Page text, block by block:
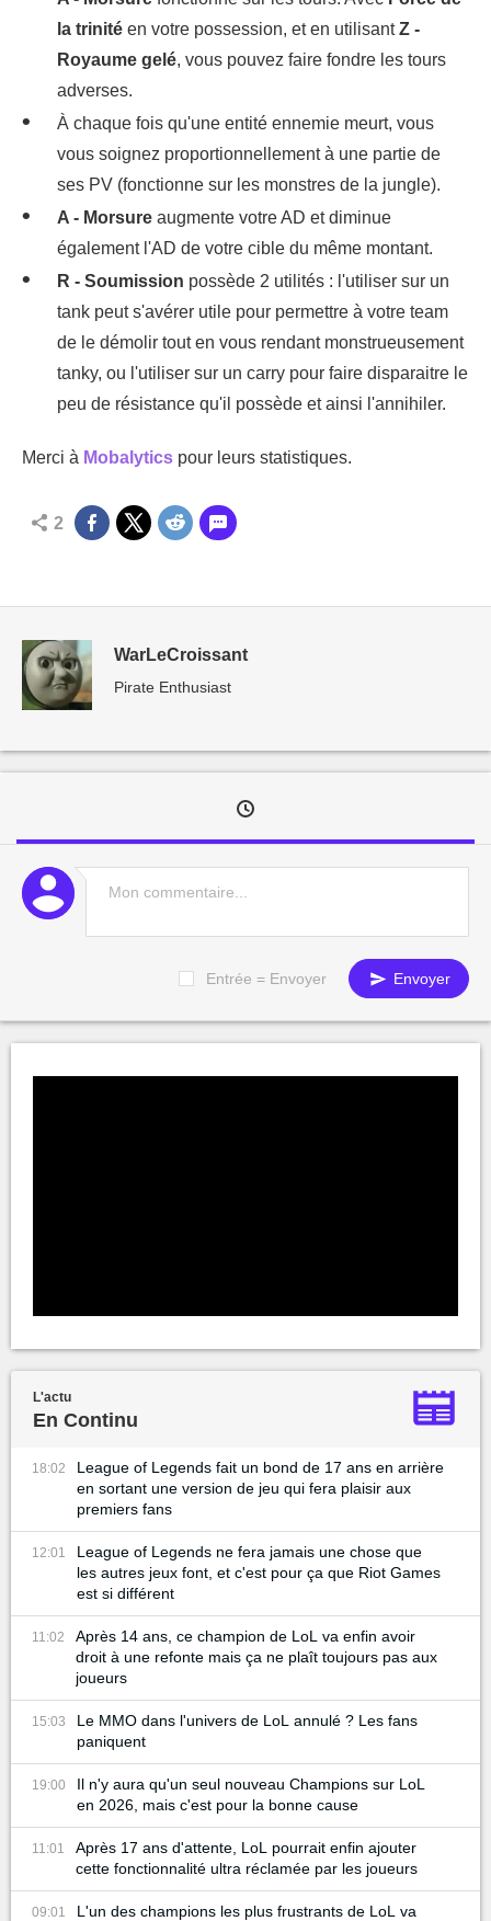
la trinité en votre possession, et en utilisantZ -
Royaume gelé, vous pouvez faire fondre les tours
adverses.
À chaque fois qu'une entité ennemie meurt, vous
vous soignez proportionnellement à une partie de
ses PV (fonctionne sur les monstres de la jungle).
A - Morsure augmente votre AD et diminue
également l'AD de votre cible du même montant.
R - Soumission possède 2 utilités : l'utiliser sur un
tank peut s'avérer utile pour permettre à votre team
de le démolir tout en vous rendant monstrueusement
tanky, ou l'utiliser sur un carry pour faire disparaitre le
peu de résistance qu'il possède et ainsi l'annihiler.
Merci à Mobalytics pour leurs statistiques.
2
WarLeCroissant
Pirate Enthusiast
Entrée = Envoyer Envoyer
L'actu
En Continu
18:02
League of Legends fait un bond de 17 ans en arrière
en sortant une version de jeu qui fera plaisir aux
premiers fans
12:01
League of Legends ne fera jamais une chose que
les autres jeux font, et c'est pour ça que Riot Games
est si différent
11:02
Après 14 ans, ce champion de LoL va enfin avoir
droit à une refonte mais ça ne plaît toujours pas aux
joueurs
15:03
Le MMO dans l'univers de LoL annulé ? Les fans
paniquent
19:00
Il n'y aura qu'un seul nouveau Champions sur LoL
en 2026, mais c'est pour la bonne cause
11:01
Après 17 ans d'attente, LoL pourrait enfin ajouter
cette fonctionnalité ultra réclamée par les joueurs
09:01
L'un des champions les plus frustrants de LoL va